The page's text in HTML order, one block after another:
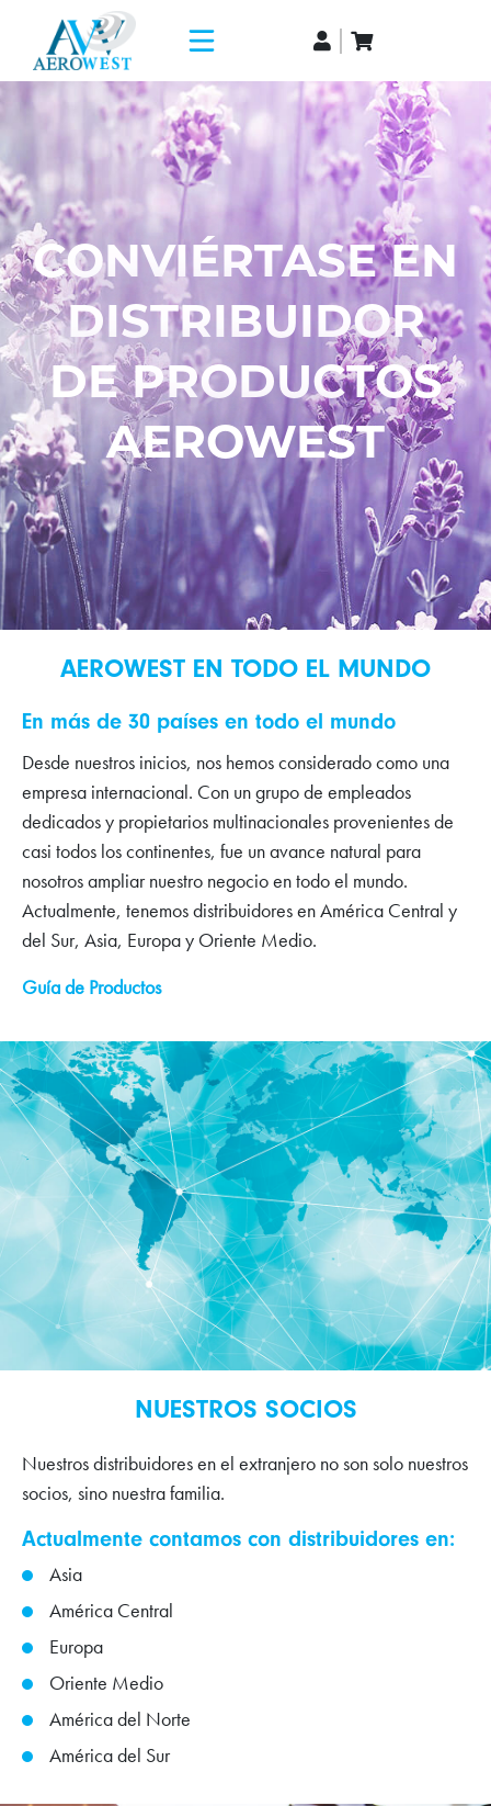
CONVIÉRTASE EN
DISTRIBUIDOR
DE PRODUCTOS
AEROWEST
AEROWEST EN TODO EL MUNDO
En más de 30 países en todo el mundo
Desde nuestros inicios, nos hemos considerado como una
empresa internacional. Con un grupo de empleados
dedicados y propietarios multinacionales provenientes de
casi todos los continentes, fue un avance natural para
nosotros ampliar nuestro negocio en todo el mundo.
Actualmente, tenemos distribuidores en América Central y
del Sur, Asia, Europa y Oriente Medio.
Guía de Productos
NUESTROS SOCIOS
Nuestros distribuidores en el extranjero no son solo nuestros
socios, sino nuestra familia.
Actualmente contamos con distribuidores en:
Asia
América Central
Europa
Oriente Medio
América del Norte
América del Sur